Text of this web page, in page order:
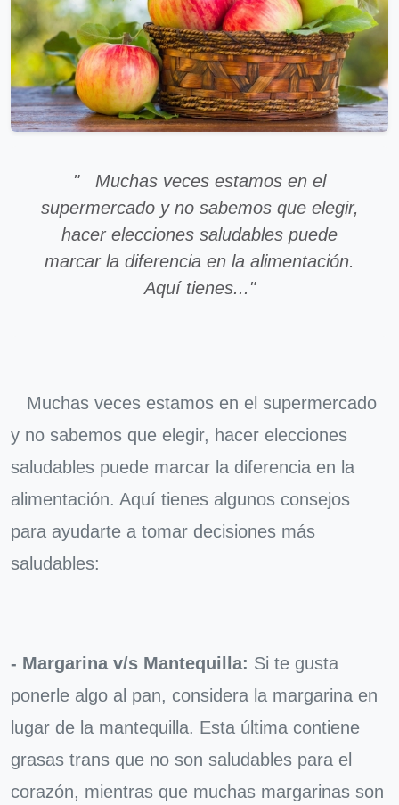
" Muchas veces estamos en el
supermercado y no sabemos que elegir,
hacer elecciones saludables puede
marcar la diferencia en la alimentación.
Aquí tienes..."
Muchas veces estamos en el supermercado
y no sabemos que elegir, hacer elecciones
saludables puede marcar la diferencia en la
alimentación. Aquí tienes algunos consejos
para ayudarte a tomar decisiones más
saludables:
- Margarina v/s Mantequilla: Si te gusta
ponerle algo al pan, considera la margarina en
lugar de la mantequilla. Esta última contiene
grasas trans que no son saludables para el
corazón, mientras que muchas margarinas son